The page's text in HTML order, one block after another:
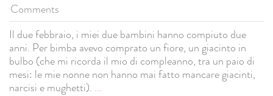
Comments
Il due febbraio, i miei due bambini hanno compiuto due
anni. Per bimba avevo comprato un fiore, un giacinto in
bulbo (che mi ricorda il mio di compleanno, tra un paio di
mesi: le mie nonne non hanno mai fatto mancare giacinti,
narcisi e mughetti). ...